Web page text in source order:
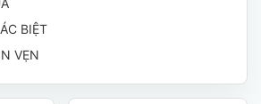
BIỆT
VẸN